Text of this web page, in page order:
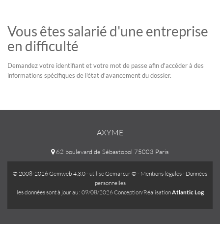
Vous êtes salarié d'une entreprise
en difficulté
Demandez votre identifiant et votre mot de passe afin d'accéder à des
informations spécifiques de l'état d'avancement du dossier.
AXYME
62 boulevard de Sébastopol 75003 Paris
© 2008-2026 Gemweb 4.3.0- utiliseGemarcur © - Mentions légales- Données
personnelles
les données sont à jour au : 09/08/2026 Conception/RéalisationAtlantic Log